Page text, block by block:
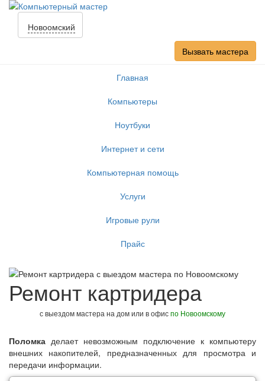
Новоомский
Вызвать мастера
Главная
Компьютеры
Ноутбуки
Интернет и сети
Компьютерная помощь
Услуги
Игровые рули
Прайс
Ремонт картридера
с выездом мастера на дом или в офиспо Новоомскому
Поломка делает невозможным подключение к компьютеру
внешних накопителей, предназначенных для просмотра и
передачи информации.